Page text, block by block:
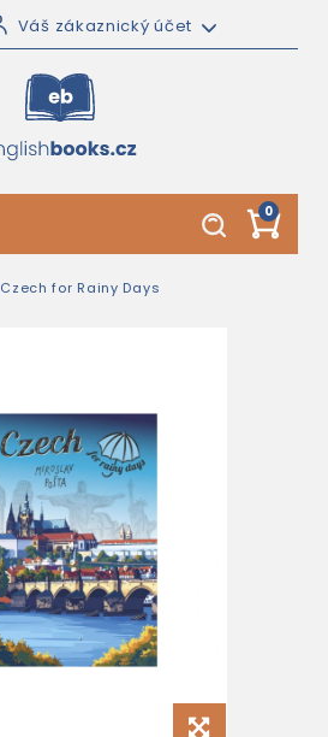
Váš zákaznický účet
0
Czech for Rainy Days